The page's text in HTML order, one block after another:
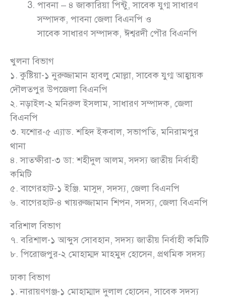
পাবনা – ৪ জাকারিয়া পিন্টু, সাবেক যুগ্ম সাধারণ
সম্পাদক, পাবনা জেলা বিএনপি ও
সাবেক সাধারণ সম্পাদক, ঈশ্বরদী পৌর বিএনপি
খুলনা বিভাগ
১. কুষ্টিয়া-১ নুরুজ্জামান হাবলু মোল্লা, সাবেক যুগ্ম আহ্বায়ক
দৌলতপুর উপজেলা বিএনপি
২. নড়াইল-২ মনিরুল ইসলাম, সাধারণ সম্পাদক, জেলা
বিএনপি
৩. যশোর-৫ এ্যাড. শহিদ ইকবাল, সভাপতি, মনিরামপুর
থানা
৪. সাতক্ষীরা-৩ ডা: শহীদুল আলম, সদস্য জাতীয় নির্বাহী
কমিটি
৫. বাগেরহাট-১ ইঞ্জি. মাসুদ, সদস্য, জেলা বিএনপি
৬. বাগেরহাট-৪ খায়রুজ্জামান শিপন, সদস্য, জেলা বিএনপি
বরিশাল বিভাগ
৭. বরিশাল-১ আব্দুস সোবহান, সদস্য জাতীয় নির্বাহী কমিটি
৮. পিরোজপুর-২ মোহাম্মদ মাহমুদ হোসেন, প্রথমিক সদস্য
ঢাকা বিভাগ
১. নারায়ণগঞ্জ-১ মোহাম্মাদ দুলাল হোসেন, সাবেক সদস্য